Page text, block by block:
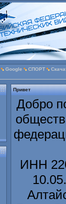
Google СПОРТ
Привет
Добро
ИНН